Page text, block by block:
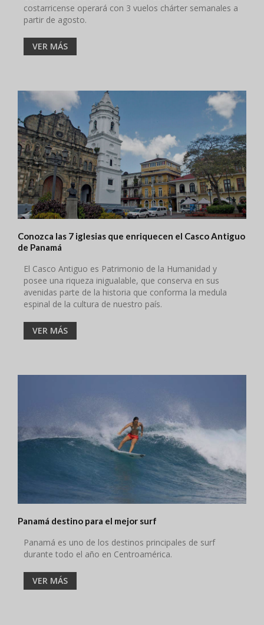
costarricense operará con 3 vuelos chárter semanales a
partir de agosto.
VER MÁS
Conozca las 7 iglesias que enriquecen el Casco Antiguo
de Panamá
El Casco Antiguo es Patrimonio de la Humanidad y
posee una riqueza inigualable, que conserva en sus
avenidas parte de la historia que conforma la medula
espinal de la cultura de nuestro país.
VER MÁS
Panamá destino para el mejor surf
Panamá es uno de los destinos principales de surf
durante todo el año en Centroamérica.
VER MÁS